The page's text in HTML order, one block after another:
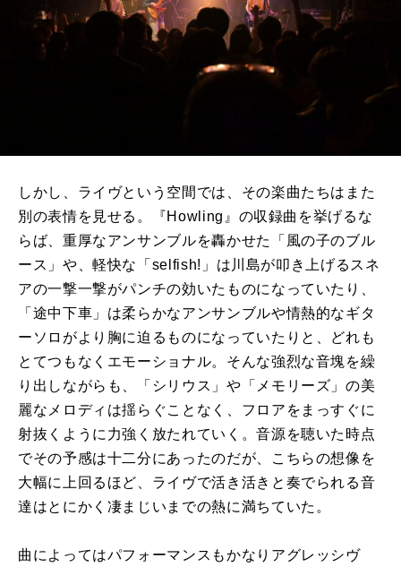
しかし、ライヴという空間では、その楽曲たちはまた
別の表情を見せる。『Howling 』の収録曲を挙げるな
らば、重厚なアンサンブルを轟かせた「風の子のブル
ース」や、軽快な「 selfish! 」は川島が叩き上げるスネ
アの一撃一撃がパンチの効いたものになっていたり、
「途中下車」は柔らかなアンサンブルや情熱的なギタ
ーソロがより胸に迫るものになっていたりと、どれも
とてつもなくエモーショナル。そんな強烈な音塊を繰
り出しながらも、「シリウス」や「メモリーズ」の美
麗なメロディは揺らぐことなく、フロアをまっすぐに
射抜くように力強く放たれていく。音源を聴いた時点
でその予感は十二分にあったのだが、こちらの想像を
大幅に上回るほど、ライヴで活き活きと奏でられる音
達はとにかく凄まじいまでの熱に満ちていた。
曲によってはパフォーマンスもかなりアグレッシヴ